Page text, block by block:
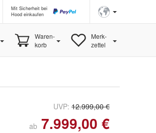
Mit Sicherheit bei
Hood einkaufen
Waren-
korb
Merk-
zettel
UVP: 12.999,00 €
ab 7.999,00 €